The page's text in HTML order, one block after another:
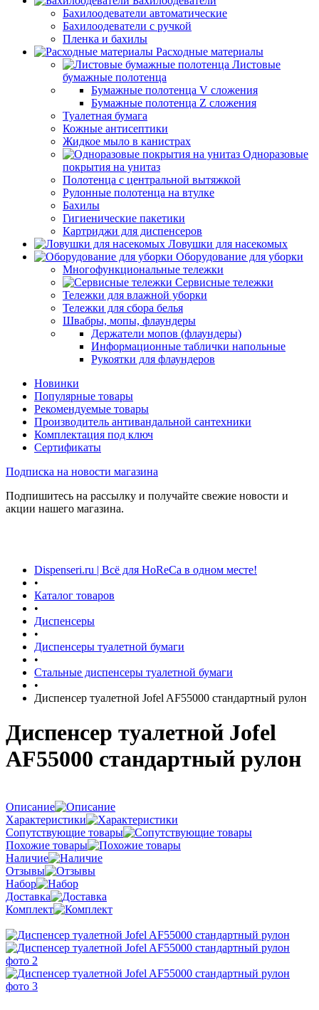
Бахилоодеватели автоматические
Бахилоодеватели с ручкой
Пленка и бахилы
Расходные материалы
Листовые
бумажные полотенца
Бумажные полотенца V сложения
Бумажные полотенца Z сложения
Туалетная бумага
Кожные антисептики
Жидкое мыло в канистрах
Одноразовые
покрытия на унитаз
Полотенца с центральной вытяжкой
Рулонные полотенца на втулке
Бахилы
Гигиенические пакетики
Картриджи для диспенсеров
Ловушки для насекомых
Оборудование для уборки
Многофункциональные тележки
Сервисные тележки
Тележки для влажной уборки
Тележки для сбора белья
Швабры, мопы, флаундеры
Держатели мопов (флаундеры)
Информационные таблички напольные
Рукоятки для флаундеров
Новинки
Популярные товары
Рекомендуемые товары
Производитель антивандальной сантехники
Комплектация под ключ
Сертификаты
Подписка на новости магазина
Подпишитесь на рассылку и получайте свежие новости и
акции нашего магазина.
Dispenseri.ru | Всё для HoReCa в одном месте!
•
Каталог товаров
•
Диспенсеры
•
Диспенсеры туалетной бумаги
•
Стальные диспенсеры туалетной бумаги
•
Диспенсер туалетной Jofel AF55000 стандартный рулон
Диспенсер туалетной Jofel
AF55000 стандартный рулон
Описание
Характеристики
Сопутствующие товары
Похожие товары
Наличие
Отзывы
Набор
Доставка
Комплект